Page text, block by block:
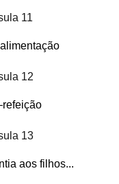
11
12
13
aos filhos...